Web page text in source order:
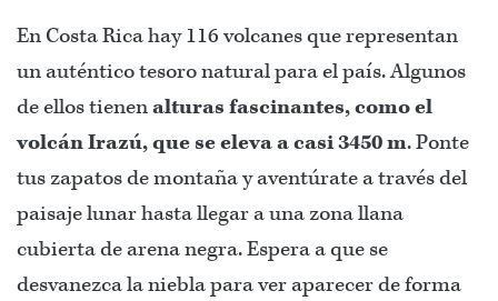
En Costa Rica hay 116 volcanes que representan
un auténtico tesoro natural para el país. Algunos
de ellos tienenalturas fascinantes, como el
volcán Irazú, que se eleva a casi 3450 m. Ponte
tus zapatos de montaña y aventúrate a través del
paisaje lunar hasta llegar a una zona llana
cubierta de arena negra. Espera a que se
desvanezca la niebla para ver aparecer de forma